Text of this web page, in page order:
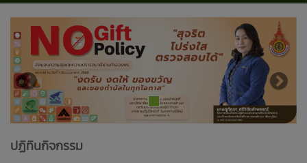
Previous Next
ปฏิทินกิจกรรม